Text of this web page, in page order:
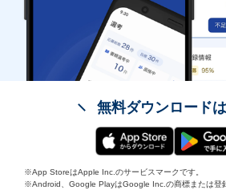
無料ダウンロード
※App StoreはApple Inc.のサービスマークです。
※Android、Google PlayはGoogle Inc.の商標または登